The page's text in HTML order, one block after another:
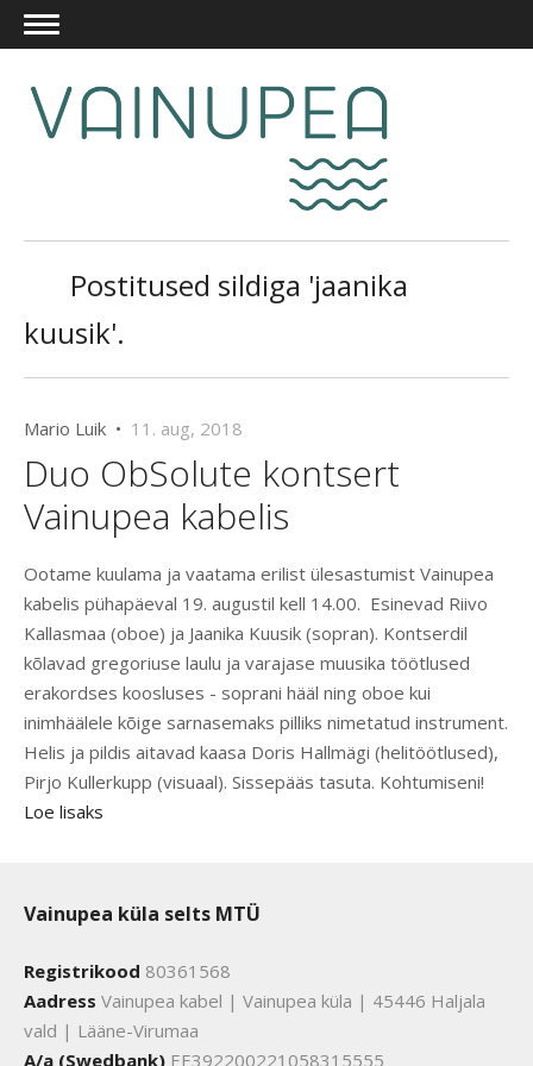
Postitused sildiga 'jaanika
kuusik'.
Mario Luik • 11. aug, 2018
Duo ObSolute kontsert
Vainupea kabelis
Ootame kuulama ja vaatama erilist ülesastumist Vainupea
kabelis pühapäeval 19. augustil kell 14.00. Esinevad Riivo
Kallasmaa (oboe) ja Jaanika Kuusik (sopran). Kontserdil
kõlavad gregoriuse laulu ja varajase muusika töötlused
erakordses koosluses - soprani hääl ning oboe kui
inimhäälele kõige sarnasemaks pilliks nimetatud instrument.
Helis ja pildis aitavad kaasa Doris Hallmägi (helitöötlused),
Pirjo Kullerkupp (visuaal). Sissepääs tasuta. Kohtumiseni!
Loe lisaks
Vainupea küla selts MTÜ
Registrikood 80361568
Aadress Vainupea kabel | Vainupea küla | 45446 Haljala
vald | Lääne-Virumaa
A/a (Swedbank) EE392200221058315555